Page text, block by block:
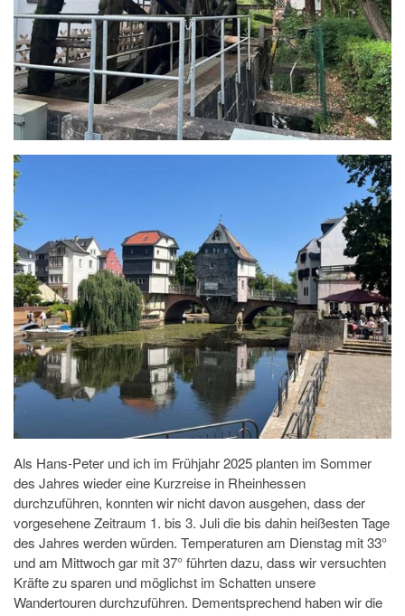
Als Hans-Peter und ich im Frühjahr 2025 planten im Sommer
des Jahres wieder eine Kurzreise in Rheinhessen
durchzuführen, konnten wir nicht davon ausgehen, dass der
vorgesehene Zeitraum 1. bis 3. Juli die bis dahin heißesten Tage
des Jahres werden würden. Temperaturen am Dienstag mit 33°
und am Mittwoch gar mit 37° führten dazu, dass wir versuchten
Kräfte zu sparen und möglichst im Schatten unsere
Wandertouren durchzuführen. Dementsprechend haben wir die